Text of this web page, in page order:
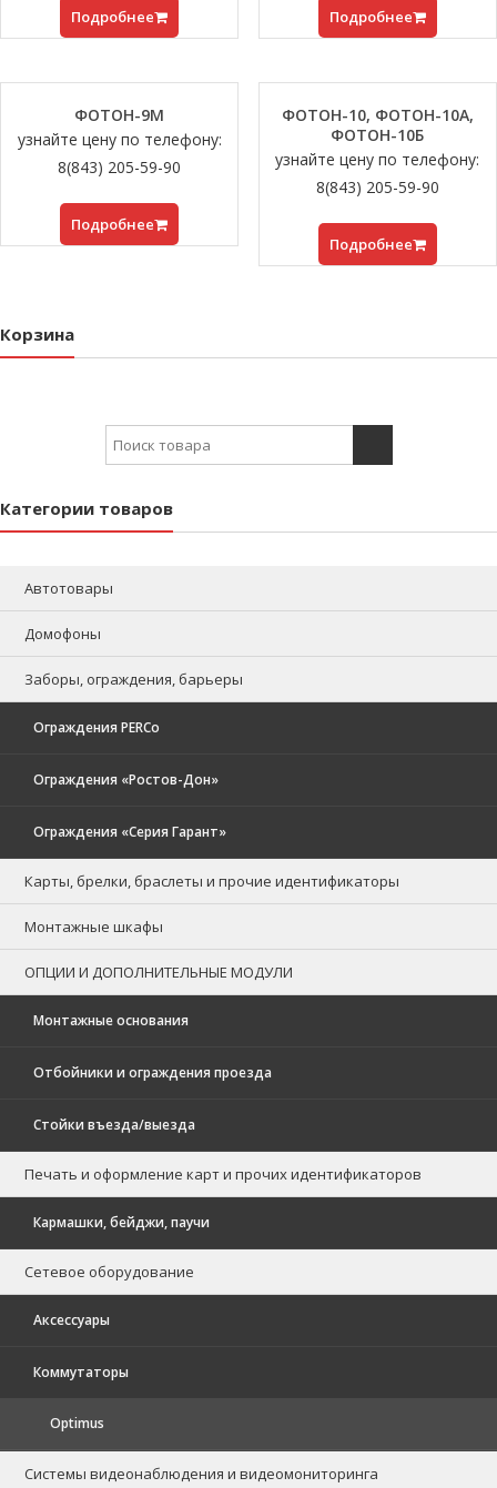
Подробнее Подробнее
ФОТОН-9М
узнайте цену по телефону:
8(843) 205-59-90
Подробнее
ФОТОН-10, ФОТОН-10A,
ФОТОН-10Б
узнайте цену по телефону:
8(843) 205-59-90
Подробнее
Корзина
Search for:
Категории товаров
Автотовары
Домофоны
Заборы, ограждения, барьеры
Ограждения PERCo
Ограждения «Ростов-Дон»
Ограждения «Серия Гарант»
Карты, брелки, браслеты и прочие идентификаторы
Монтажные шкафы
ОПЦИИ И ДОПОЛНИТЕЛЬНЫЕ МОДУЛИ
Монтажные основания
Отбойники и ограждения проезда
Стойки въезда/выезда
Печать и оформление карт и прочих идентификаторов
Кармашки, бейджи, паучи
Сетевое оборудование
Аксессуары
Коммутаторы
Optimus
Системы видеонаблюдения и видеомониторинга